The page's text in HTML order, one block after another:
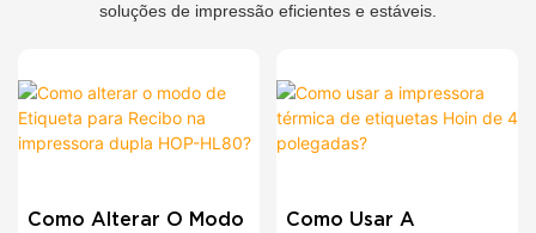
soluções de impressão eficientes e estáveis.
Como Alterar O Modo
Como Usar A